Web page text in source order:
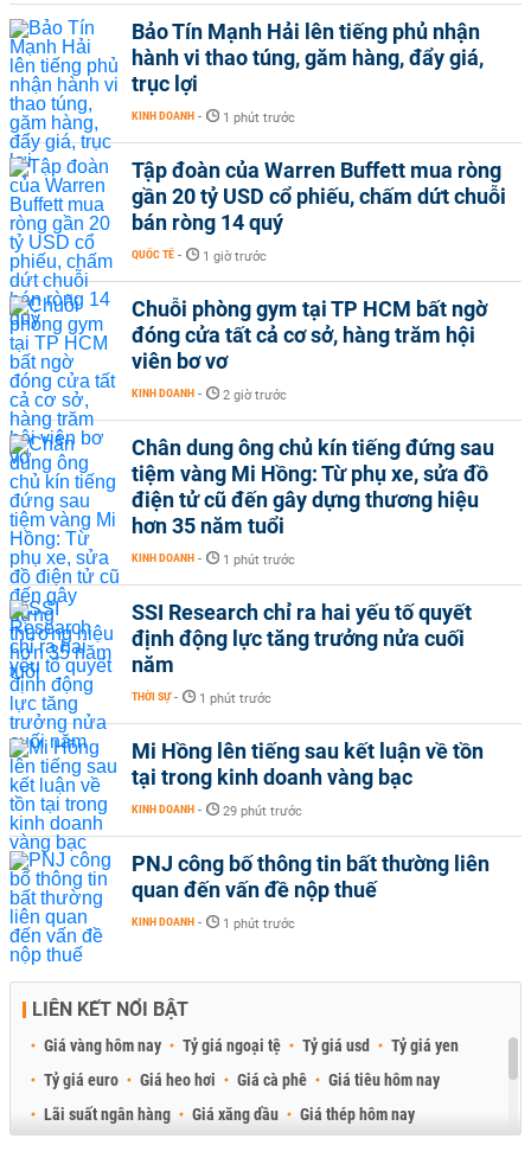
Bảo Tín Mạnh Hải lên tiếng phủ nhận
hành vi thao túng, găm hàng, đẩy giá,
trục lợi
KINH DOANH - 1 phút trước
Tập đoàn của Warren Buffett mua ròng
gần 20 tỷ USD cổ phiếu, chấm dứt chuỗi
bán ròng 14 quý
QUỐC TẾ - 1 giờ trước
Chuỗi phòng gym tại TP HCM bất ngờ
đóng cửa tất cả cơ sở, hàng trăm hội
viên bơ vơ
KINH DOANH - 2 giờ trước
Chân dung ông chủ kín tiếng đứng sau
tiệm vàng Mi Hồng: Từ phụ xe, sửa đồ
điện tử cũ đến gây dựng thương hiệu
hơn 35 năm tuổi
KINH DOANH - 1 phút trước
SSI Research chỉ ra hai yếu tố quyết
định động lực tăng trưởng nửa cuối
năm
THỜI SỰ - 1 phút trước
Mi Hồng lên tiếng sau kết luận về tồn
tại trong kinh doanh vàng bạc
KINH DOANH - 29 phút trước
PNJ công bố thông tin bất thường liên
quan đến vấn đề nộp thuế
KINH DOANH - 1 phút trước
LIÊN KẾT NỔI BẬT
Giá vàng hôm nay Tỷ giá ngoại tệ Tỷ giá usd
Tỷ giá yen
Tỷ giá euro
Giá heo hơi Giá cà phê
Giá tiêu hôm nay
Lãi suất ngân hàng
Giá xăng dầu
Giá thép hôm nay